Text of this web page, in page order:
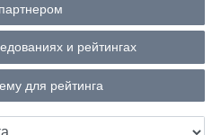
и рейтингах
для рейтинга